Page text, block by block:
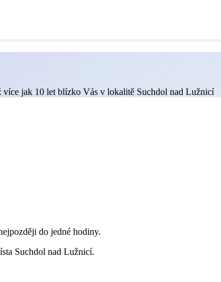
více jak 10 let blízko Vás v lokalitě Suchdol nad Lužnicí
do jedné hodiny.
Suchdol nad Lužnicí.